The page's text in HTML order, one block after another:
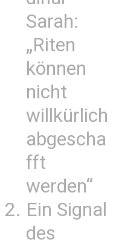
Sarah:
„Riten
können
nicht
willkürlich
abgescha
fft
werden“
Ein Signal
des